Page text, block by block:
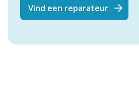
Vind een reparateur